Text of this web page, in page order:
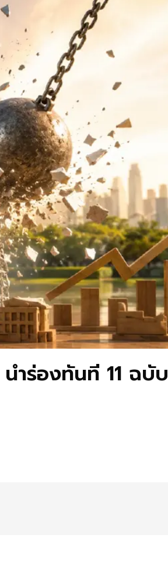
ำร่องทันที 11 ฉบับ